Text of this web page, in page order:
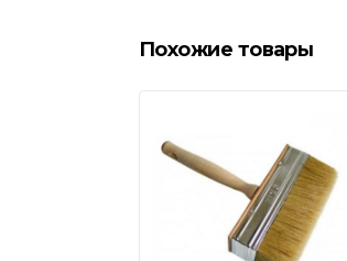
Похожие товары